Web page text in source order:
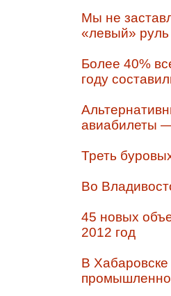
Мы не
«левый»
Более 40%
году
авиабилеты
Треть
Во
45 новых
2012 год
В Хабаровске